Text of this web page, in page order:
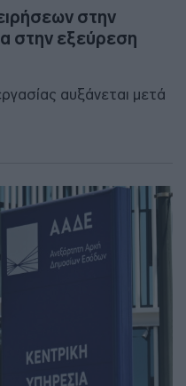
στην
στην εξεύρεση
αυξάνεται μετά